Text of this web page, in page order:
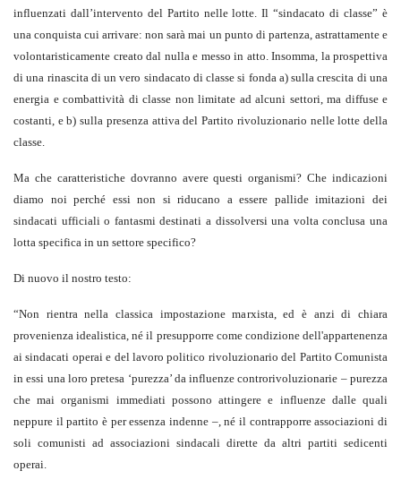
influenzati dall’intervento del Partito nelle lotte. Il “sindacato di classe” è
una conquista cui arrivare: non sarà mai un punto di partenza, astrattamente e
volontaristicamente creato dal nulla e messo in atto. Insomma, la prospettiva
di una rinascita di un vero sindacato di classe si fonda a) sulla crescita di una
energia e combattività di classe non limitate ad alcuni settori, ma diffuse e
costanti, e b) sulla presenza attiva del Partito rivoluzionario nelle lotte della
classe.
Ma che caratteristiche dovranno avere questi organismi? Che indicazioni
diamo noi perché essi non si riducano a essere pallide imitazioni dei
sindacati ufficiali o fantasmi destinati a dissolversi una volta conclusa una
lotta specifica in un settore specifico?
Di nuovo il nostro testo:
“Non rientra nella classica impostazione marxista, ed è anzi di chiara
provenienza idealistica, né il presupporre come condizione dell'appartenenza
ai sindacati operai e del lavoro politico rivoluzionario del Partito Comunista
in essi una loro pretesa ‘purezza’ da influenze controrivoluzionarie – purezza
che mai organismi immediati possono attingere e influenze dalle quali
neppure il partito è per essenza indenne –, né il contrapporre associazioni di
soli comunisti ad associazioni sindacali dirette da altri partiti sedicenti
operai.